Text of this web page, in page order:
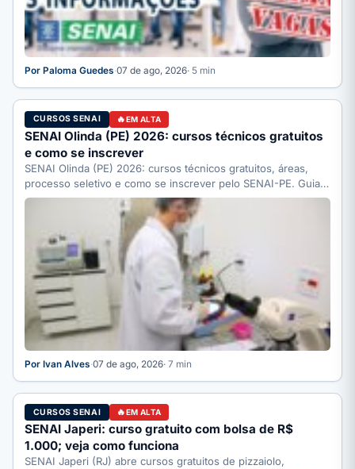
Por Paloma Guedes·07 de ago, 2026· 5 min
CURSOS SENAI EM ALTA
SENAI Olinda (PE) 2026: cursos técnicos gratuitos
e como se inscrever
SENAI Olinda (PE) 2026: cursos técnicos gratuitos, áreas,
processo seletivo e como se inscrever pelo SENAI-PE. Guia
completo.
Por Ivan Alves·07 de ago, 2026· 7 min
CURSOS SENAI EM ALTA
SENAI Japeri: curso gratuito com bolsa de R$
1.000; veja como funciona
SENAI Japeri (RJ) abre cursos gratuitos de pizzaiolo,